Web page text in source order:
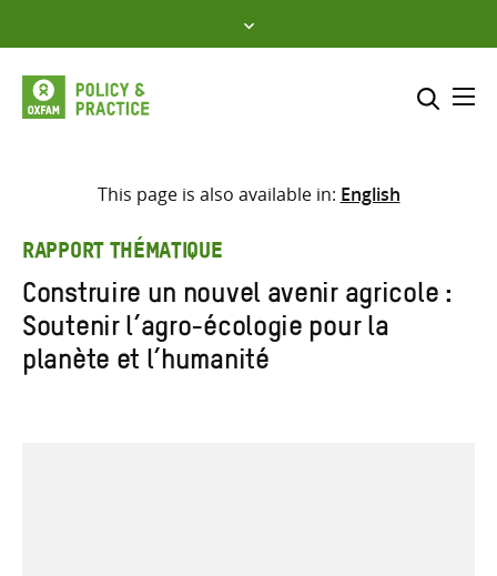
to
content
Sélectionner l’emplacement
les
termes
de
recherche
This page is also available in: English
RAPPORT THÉMATIQUE
Construire un nouvel avenir agricole :
Soutenir l’agro-écologie pour la
planète et l’humanité